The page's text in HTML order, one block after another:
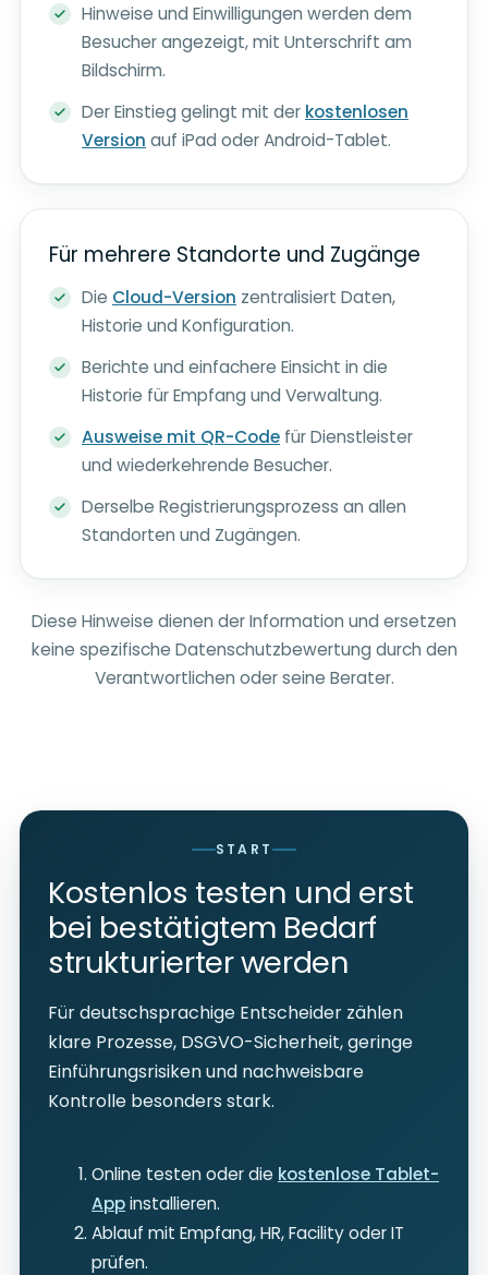
Hinweise und Einwilligungen werden dem
Besucher angezeigt, mit Unterschrift am
Bildschirm.
Der Einstieg gelingt mit der kostenlosen
Version auf iPad oder Android-Tablet.
Für mehrere Standorte und Zugänge
Die Cloud-Version zentralisiert Daten,
Historie und Konfiguration.
Berichte und einfachere Einsicht in die
Historie für Empfang und Verwaltung.
Ausweise mit QR-Code für Dienstleister
und wiederkehrende Besucher.
Derselbe Registrierungsprozess an allen
Standorten und Zugängen.
Diese Hinweise dienen der Information und ersetzen
keine spezifische Datenschutzbewertung durch den
Verantwortlichen oder seine Berater.
START
Kostenlos testen und erst
bei bestätigtem Bedarf
strukturierter werden
Für deutschsprachige Entscheider zählen
klare Prozesse, DSGVO-Sicherheit, geringe
Einführungsrisiken und nachweisbare
Kontrolle besonders stark.
Online testen oder die kostenlose Tablet-
Appinstallieren.
Ablauf mit Empfang, HR, Facility oder IT
prüfen.